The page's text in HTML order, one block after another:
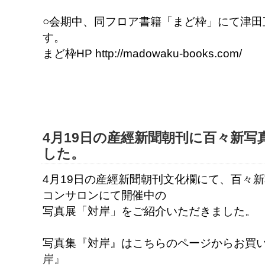
○会期中、同フロア書籍「まど枠」にて津
す。
まど枠HP http://madowaku-books.com/
4月19日の産經新聞朝刊に百々新写
した。
4月19日の産經新聞朝刊文化欄にて、百々
コンサロンにて開催中の
写真展「対岸」をご紹介いただきました。
写真集『対岸』はこちらのページからお買
岸』